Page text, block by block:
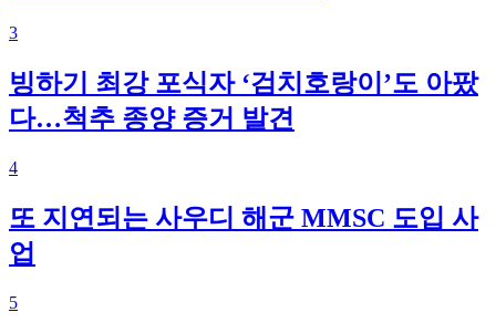
3
빙하기 최강 포식자 ‘검치호랑이’도 아팠
다…척추 종양 증거 발견
4
또 지연되는 사우디 해군 MMSC 도입 사
업
5